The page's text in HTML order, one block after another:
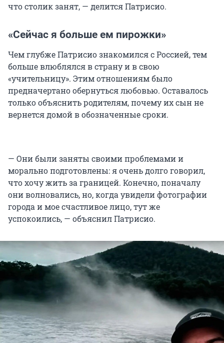
что столик занят, — делится Патрисио.
«Сейчас я больше ем пирожки»
Чем глубже Патрисио знакомился с Россией, тем
больше влюблялся в страну и в свою
«учительницу». Этим отношениям было
предначертано обернуться любовью. Оставалось
только объяснить родителям, почему их сын не
вернется домой в обозначенные сроки.
— Они были заняты своими проблемами и
морально подготовлены: я очень долго говорил,
что хочу жить за границей. Конечно, поначалу
они волновались, но, когда увидели фотографии
города и мое счастливое лицо, тут же
успокоились, — объяснил Патрисио.